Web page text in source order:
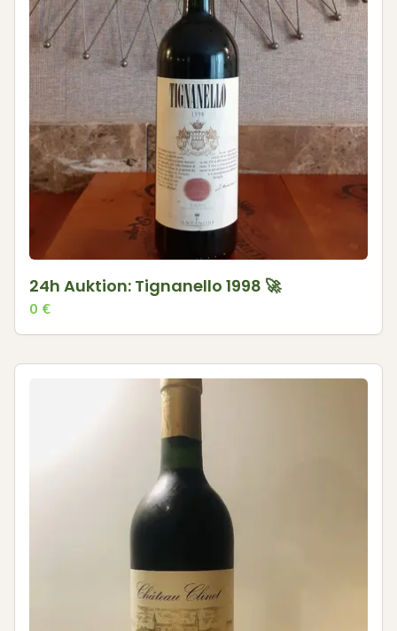
24h Auktion: Tignanello 1998 🚀
0 €